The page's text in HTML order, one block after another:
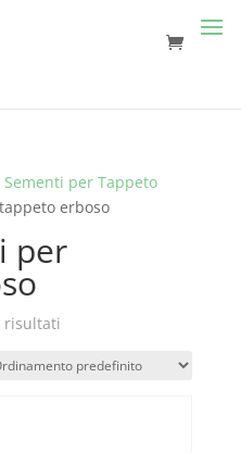
Sementi per Tappeto
erboso
per
risultati